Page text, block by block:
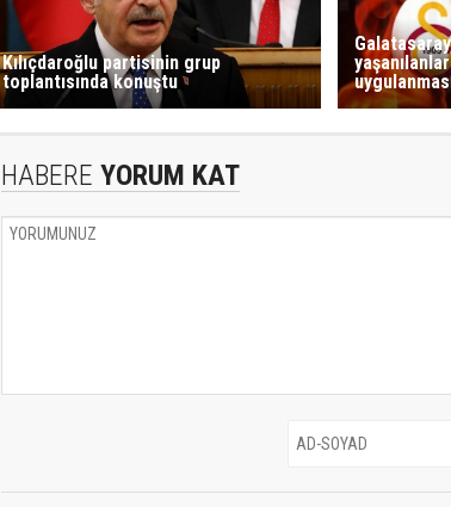
Kılıçdaroğlu partisinin grup
toplantısında konuştu
HABERE YORUM KAT